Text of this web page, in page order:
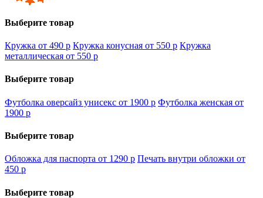
Выберите товар
Кружка от 490 p Кружка конусная от 550 p Кружка
металлическая от 550 p
Выберите товар
Футболка оверсайз унисекс от 1900 p Футболка женская от
1900 p
Выберите товар
Обложка для паспорта от 1290 p Печать внутри обложки от
450 p
Выберите товар